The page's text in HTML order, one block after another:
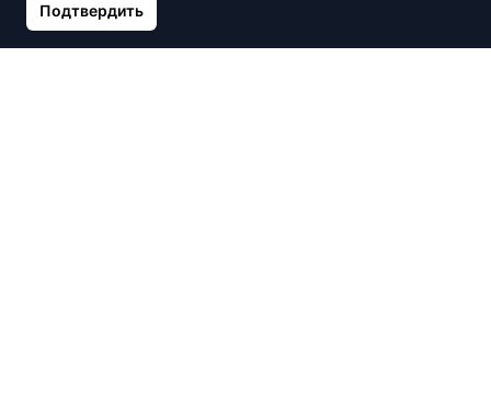
Подтвердить